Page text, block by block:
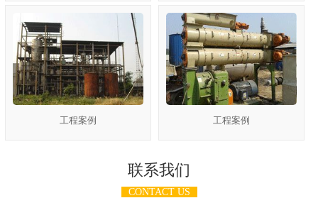
工程案例 工程案例
联系我们
CONTACT US